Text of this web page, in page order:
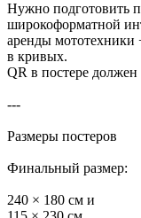
Нужно подготовить
широкоформатной
аренды мототехники
в кривых.
QR в постере
---
Размеры постеров
Финальный размер:
240 × 180 см и